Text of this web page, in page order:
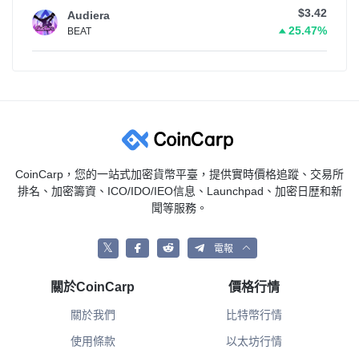
Audiera
BEAT
$3.42
25.47%
CoinCarp，您的一站式加密貨幣平臺，提供實時價格追蹤、交易所
排名、加密籌資、ICO/IDO/IEO信息、Launchpad、加密日歴和新
聞等服務。
𝕏 電報
關於CoinCarp
關於我們
使用條款
價格行情
比特幣行情
以太坊行情